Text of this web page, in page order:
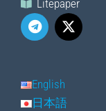
Litepaper
English
日本語